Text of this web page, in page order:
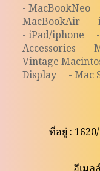
- MacBookNeo
MacBookAir
-
- iPad/iphone
Accessories
-
Vintage
Display
- Mac
ที่อยู่ :
อีเม